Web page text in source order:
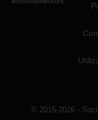
© 2015-2026 -